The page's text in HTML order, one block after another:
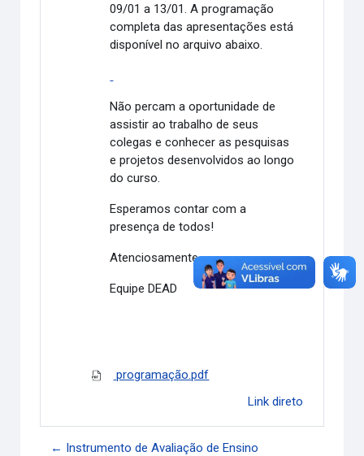
09/01 a 13/01. A programação
completa das apresentações está
disponível no arquivo abaixo.
Não percam a oportunidade de
assistir ao trabalho de seus
colegas e conhecer as pesquisas
e projetos desenvolvidos ao longo
do curso.
Esperamos contar com a
presença de todos!
Atenciosamente,
Equipe DEAD
programação.pdf
Link direto
← Instrumento de Avaliação de Ensino